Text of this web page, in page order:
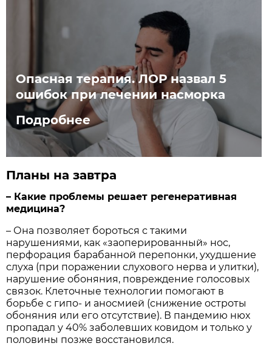
Опасная терапия. ЛОР назвал 5
ошибок при лечении насморка
Подробнее
Планы на завтра
– Какие проблемы решает регенеративная
медицина?
– Она позволяет бороться с такими
нарушениями, как «заоперированный» нос,
перфорация барабанной перепонки, ухудшение
слуха (при поражении слухового нерва и улитки),
нарушение обоняния, повреждение голосовых
связок. Клеточные технологии помогают в
борьбе с гипо- и ано­с­мией (снижение остроты
обоняния или его отсутствие). В пандемию нюх
пропадал у 40% заболевших ковидом и только у
половины позже восстановился.